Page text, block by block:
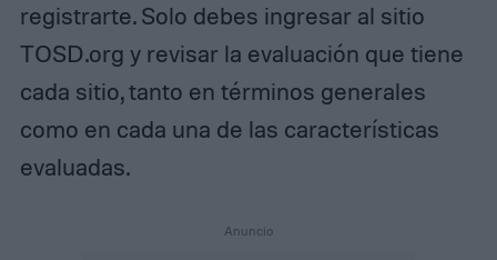
registrarte. Solo debes ingresar al sitio
TOSD.org y revisar la evaluación que tiene
cada sitio, tanto en términos generales
como en cada una de las características
evaluadas.